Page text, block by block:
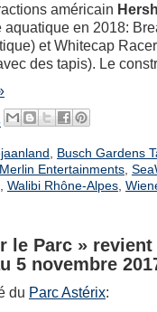
américain
aquatique en 2018:
et Whitecap
des tapis). Le
Busch Gardens
Merlin Entertainments,
Walibi Rhône-Alpes,
le Parc »
5 novembre
du Parc Astérix: